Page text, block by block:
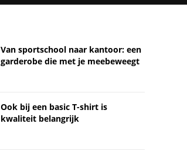
Van sportschool naar kantoor: een
garderobe die met je meebeweegt
Ook bij een basic T-shirt is
kwaliteit belangrijk